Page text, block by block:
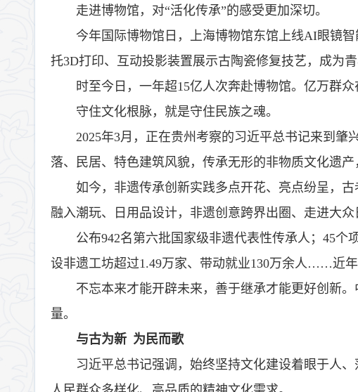
走进博物馆，对“活化传承”的感受更加深切。
今年国际博物馆日，上海博物馆东馆上线AI眼镜
托3D打印、互动投影装置展示古陶瓷修复技艺，成为青
时至今日，一年超15亿人次奔赴博物馆。亿万群
守住文化根脉，就是守住民族之魂。
2025年3月，正在贵州考察的习近平总书记来到
落、民居、特色建筑风貌，传承无形的非物质文化遗
如今，非遗传承创新实践多点开花、亮点纷呈，
融入潮玩、日用品设计，非遗创意跨界出圈、走进大众
公布942名第六批国家级非遗代表性传承人；45
设非遗工坊超过1.49万家、带动就业130万余人……近
不忘本来才能开辟未来，善于继承才能更好创新
量。
与古为新 为民而歌
习近平总书记强调，始终坚持文化建设着眼于人